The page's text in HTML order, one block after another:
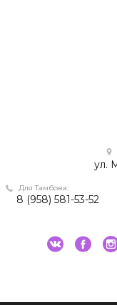
ул.
Для Тамбова:
8 (958) 581-53-52